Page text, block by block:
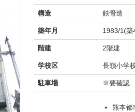
構造 鉄骨造
築年月 1983/1(築
階建 2階建
学校区 長嶺小学
駐車場 ※要確認
熊本都